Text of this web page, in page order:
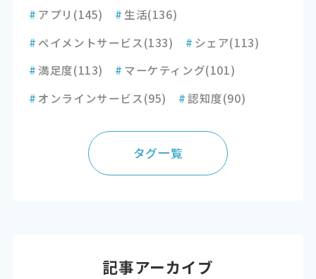
# アプリ (145) # 生活(136)
# ペイメントサービス(133) # シェア(113)
#満足度(113) # マーケティング(101)
# オンラインサービス(95) #認知度(90)
タグ一覧
記事アーカイブ